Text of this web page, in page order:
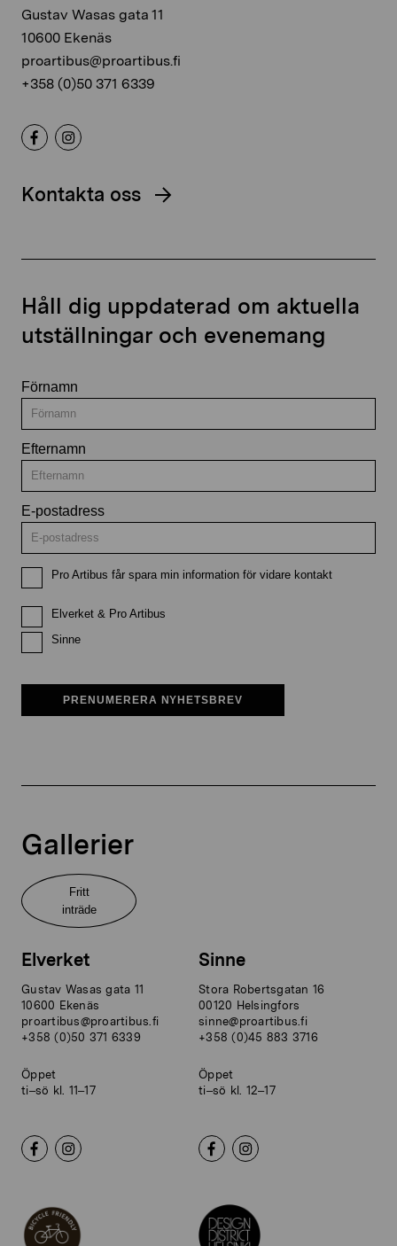
Gustav Wasas gata 11
10600 Ekenäs
proartibus@proartibus.fi
+358 (0)50 371 6339
Kontakta oss
Håll dig uppdaterad om aktuella
utställningar och evenemang
Förnamn
Efternamn
E-postadress
Pro Artibus får spara min information för vidare kontakt
Elverket & Pro Artibus
Sinne
PRENUMERERA NYHETSBREV
Gallerier
Fritt
inträde
Elverket
Gustav Wasas gata 11
10600 Ekenäs
proartibus@proartibus.fi
+358 (0)50 371 6339
Öppet
ti–sö kl. 11–17
Sinne
Stora Robertsgatan 16
00120 Helsingfors
sinne@proartibus.fi
+358 (0)45 883 3716
Öppet
ti–sö kl. 12–17